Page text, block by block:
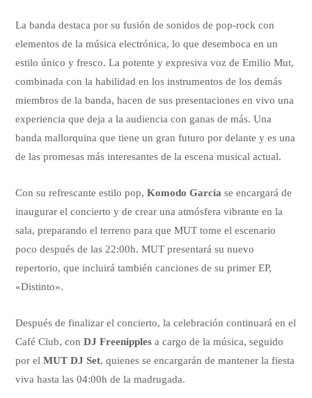
La banda destaca por su fusión de sonidos de pop-rock con
elementos de la música electrónica, lo que desemboca en un
estilo único y fresco. La potente y expresiva voz de Emilio Mut,
combinada con la habilidad en los instrumentos de los demás
miembros de la banda, hacen de sus presentaciones en vivo una
experiencia que deja a la audiencia con ganas de más. Una
banda mallorquina que tiene un gran futuro por delante y es una
de las promesas más interesantes de la escena musical actual.
Con su refrescante estilo pop,Komodo García se encargará de
inaugurar el concierto y de crear una atmósfera vibrante en la
sala, preparando el terreno para que MUT tome el escenario
poco después de las 22:00h. MUT presentará su nuevo
repertorio, que incluirá también canciones de su primer EP,
«Distinto».
Después de finalizar el concierto, la celebración continuará en el
Café Club, conDJ Freenipples a cargo de la música, seguido
por elMUT DJ Set, quienes se encargarán de mantener la fiesta
viva hasta las 04:00h de la madrugada.